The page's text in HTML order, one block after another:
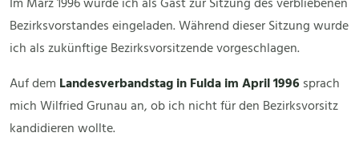
Im März 1996 wurde ich als Gast zur Sitzung des verbliebenen
Bezirksvorstandes eingeladen. Während dieser Sitzung wurde
ich als zukünftige Bezirksvorsitzende vorgeschlagen.
Auf dem Landesverbandstag in Fulda im April 1996sprach
mich Wilfried Grunau an, ob ich nicht für den Bezirksvorsitz
kandidieren wollte.